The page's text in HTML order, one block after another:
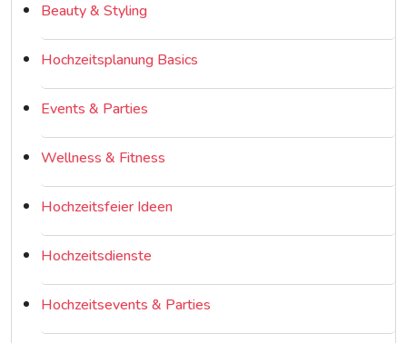
Beauty & Styling
Hochzeitsplanung Basics
Events & Parties
Wellness & Fitness
Hochzeitsfeier Ideen
Hochzeitsdienste
Hochzeitsevents & Parties